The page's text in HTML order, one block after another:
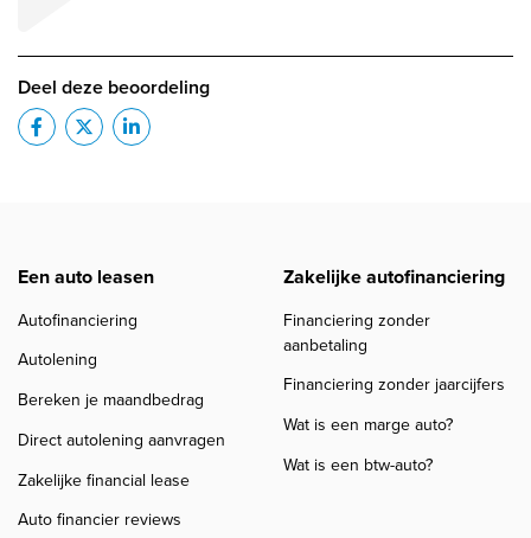
Deel deze beoordeling
Een auto leasen
Autofinanciering
Autolening
Bereken je maandbedrag
Direct autolening aanvragen
Zakelijke financial lease
Auto financier reviews
Zakelijke autofinanciering
Financiering zonder
aanbetaling
Financiering zonder jaarcijfers
Wat is een marge auto?
Wat is een btw-auto?